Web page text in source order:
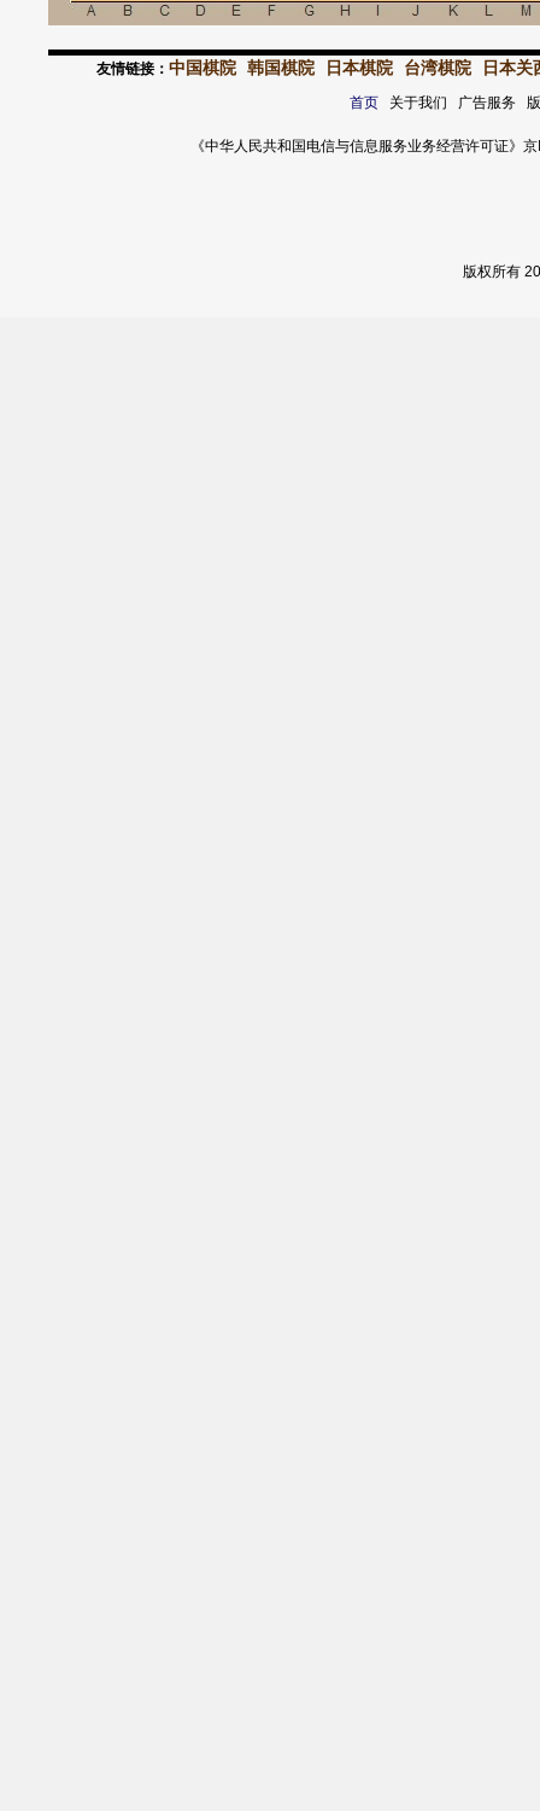
友情链接： 中国棋院 韩国棋院 日本棋院 台湾棋院 日本关
首页关于我们 广告服务
《中华人民共和国电信与信息服务业务经营许可证
版权所有